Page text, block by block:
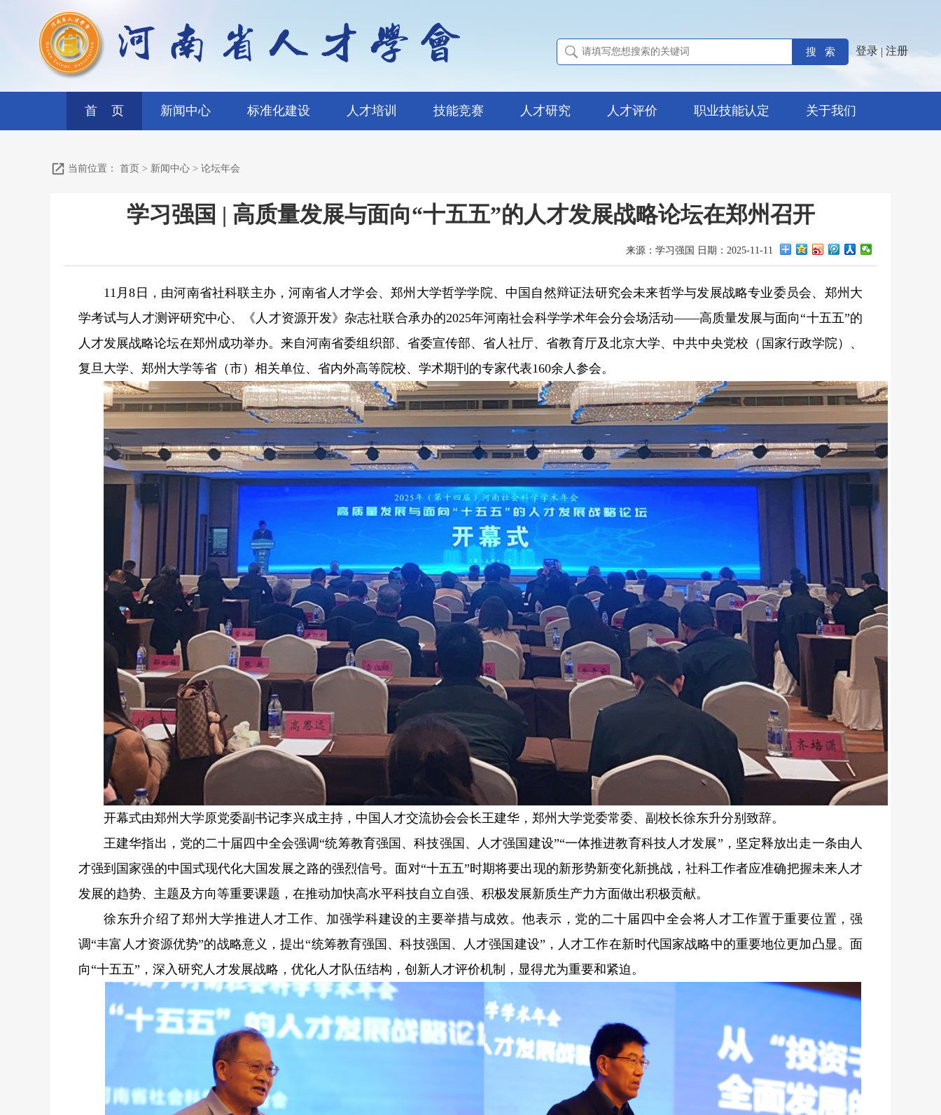
登录 | 注册
首 页 新闻中心 标准化建设 人才培训 技能竞赛 人才研究 人才评价 职业技能认定 关于我们
当前位置： 首页 > 新闻中心 > 论坛年会
学习强国 | 高质量发展与面向“十五五”的人才发展战略论坛在郑州召开
来源：学习强国 日期：2025-11-11
11月8日，由河南省社科联主办，河南省人才学会、郑州大学哲学学院、中国自然辩证法研究会未来哲学与发展战略专业委员会、郑州大
学考试与人才测评研究中心、《人才资源开发》杂志社联合承办的2025年河南社会科学学术年会分会场活动——高质量发展与面向“十五五”的
人才发展战略论坛在郑州成功举办。来自河南省委组织部、省委宣传部、省人社厅、省教育厅及北京大学、中共中央党校（国家行政学院）、
复旦大学、郑州大学等省（市）相关单位、省内外高等院校、学术期刊的专家代表160余人参会。
开幕式由郑州大学原党委副书记李兴成主持，中国人才交流协会会长王建华，郑州大学党委常委、副校长徐东升分别致辞。
王建华指出，党的二十届四中全会强调“统筹教育强国、科技强国、人才强国建设”“一体推进教育科技人才发展”，坚定释放出走一条由人
才强到国家强的中国式现代化大国发展之路的强烈信号。面对“十五五”时期将要出现的新形势新变化新挑战，社科工作者应准确把握未来人才
发展的趋势、主题及方向等重要课题，在推动加快高水平科技自立自强、积极发展新质生产力方面做出积极贡献。
徐东升介绍了郑州大学推进人才工作、加强学科建设的主要举措与成效。他表示，党的二十届四中全会将人才工作置于重要位置，强
调“丰富人才资源优势”的战略意义，提出“统筹教育强国、科技强国、人才强国建设”，人才工作在新时代国家战略中的重要地位更加凸显。面
向“十五五”，深入研究人才发展战略，优化人才队伍结构，创新人才评价机制，显得尤为重要和紧迫。